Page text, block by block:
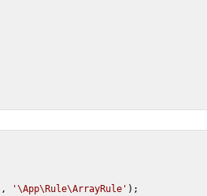
, '\App\Rule\ArrayRule' );